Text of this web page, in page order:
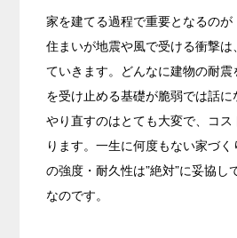
家を建てる過程で重要となるのが
住まいが地震や風で受ける衝撃
ていきます。どんなに建物の耐
を受け止める基礎が脆弱では話
やり直すのはとても大変で、コ
ります。一生に何度もない家づ
の強度・耐久性は”絶対”に妥協し
なのです。